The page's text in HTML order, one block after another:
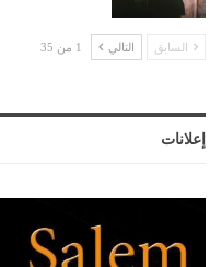
السابق التالي 1 من 35
إعلانات